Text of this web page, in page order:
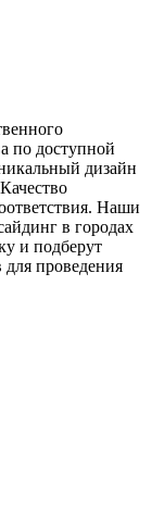
по доступной
дизайн
Наши
в городах
и подберут
проведения